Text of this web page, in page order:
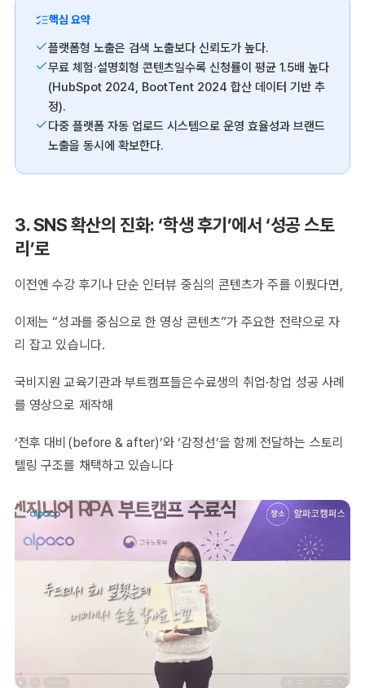
핵심 요약
플랫폼형 노출은 검색 노출보다 신뢰도가 높다.
무료 체험·설명회형 콘텐츠일수록 신청률이 평균 1.5배 높다
(HubSpot 2024, BootTent 2024 합산 데이터 기반 추
정).
다중 플랫폼 자동 업로드 시스템으로 운영 효율성과 브랜드
노출을 동시에 확보한다.
3. SNS 확산의 진화: ‘학생 후기’에서 ‘성공 스토
리’로
이전엔 수강 후기나 단순 인터뷰 중심의 콘텐츠가 주를 이뤘다면,
이제는 “성과를 중심으로 한 영상 콘텐츠”가 주요한 전략으로 자
리 잡고 있습니다.
국비지원 교육기관과 부트캠프들은수료생의 취업·창업 성공 사례
를 영상으로 제작해
‘전후 대비(before & after)’와 ‘감정선’을 함께 전달하는 스토리
텔링 구조를 채택하고 있습니다